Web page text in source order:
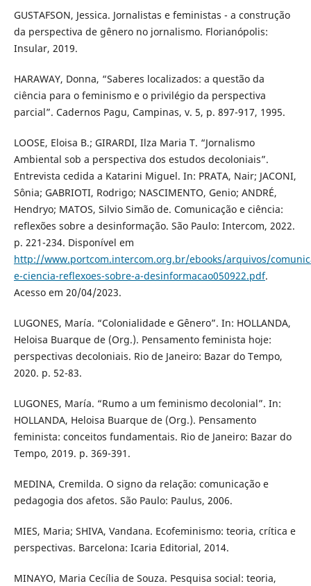
GUSTAFSON, Jessica. Jornalistas e feministas - a construção
da perspectiva de gênero no jornalismo. Florianópolis:
Insular, 2019.
HARAWAY, Donna, “Saberes localizados: a questão da
ciência para o feminismo e o privilégio da perspectiva
parcial”. Cadernos Pagu, Campinas, v. 5, p. 897-917, 1995.
LOOSE, Eloisa B.; GIRARDI, Ilza Maria T. “Jornalismo
Ambiental sob a perspectiva dos estudos decoloniais”.
Entrevista cedida a Katarini Miguel. In: PRATA, Nair; JACONI,
Sônia; GABRIOTI, Rodrigo; NASCIMENTO, Genio; ANDRÉ,
Hendryo; MATOS, Silvio Simão de. Comunicação e ciência:
reflexões sobre a desinformação. São Paulo: Intercom, 2022.
p. 221-234. Disponível em
http://www.portcom.intercom.org.br/ebooks/arquivos/
e-ciencia-reflexoes-sobre-a-desinformacao050922.pdf.
Acesso em 20/04/2023.
LUGONES, María. “Colonialidade e Gênero”. In: HOLLANDA,
Heloisa Buarque de (Org.). Pensamento feminista hoje:
perspectivas decoloniais. Rio de Janeiro: Bazar do Tempo,
2020. p. 52-83.
LUGONES, María. “Rumo a um feminismo decolonial”. In:
HOLLANDA, Heloisa Buarque de (Org.). Pensamento
feminista: conceitos fundamentais. Rio de Janeiro: Bazar do
Tempo, 2019. p. 369-391.
MEDINA, Cremilda. O signo da relação: comunicação e
pedagogia dos afetos. São Paulo: Paulus, 2006.
MIES, Maria; SHIVA, Vandana. Ecofeminismo: teoria, crítica e
perspectivas. Barcelona: Icaria Editorial, 2014.
MINAYO, Maria Cecília de Souza. Pesquisa social: teoria,